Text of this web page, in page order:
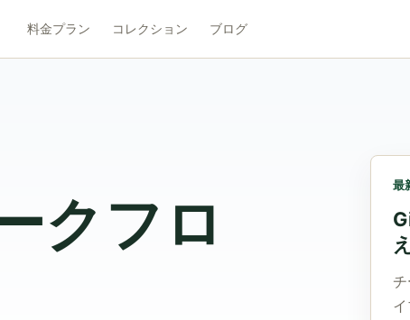
料金プラン コレクション ブログ
クフロ
最